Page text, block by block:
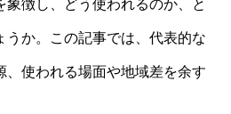
徴し、どう使われるのか、と
うか。この記事では、代表的な
、使われる場面や地域差を余す